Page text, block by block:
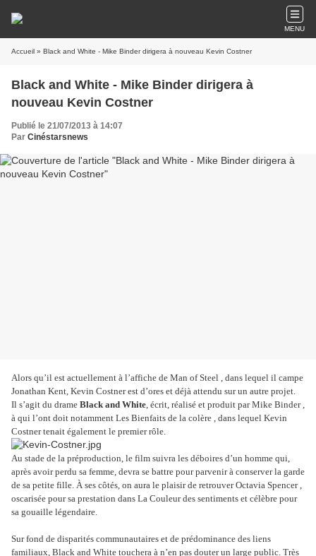
MENU
Accueil » Black and White - Mike Binder dirigera à nouveau Kevin Costner
Black and White - Mike Binder dirigera à
nouveau Kevin Costner
Publié le 21/07/2013 à 14:07
Par Cinéstarsnews
Alors qu’il est actuellement à l’affiche de Man of Steel , dans lequel il campe
Jonathan Kent, Kevin Costner est d’ores et déjà attendu sur un autre projet.
Il s’agit du drame Black and White, écrit, réalisé et produit par Mike Binder ,
à qui l’ont doit notamment Les Bienfaits de la colère , dans lequel Kevin
Costner tenait également le premier rôle.
Au stade de la préproduction, le film suivra les déboires d’un homme qui,
après avoir perdu sa femme, devra se battre pour parvenir à conserver la garde
de sa petite fille. À ses côtés, on aura le plaisir de retrouver Octavia Spencer ,
oscarisée pour sa prestation dans La Couleur des sentiments et célèbre pour
sa gouaille légendaire.
Sur fond de disparités communautaires et de prédominance des liens
familiaux, Black and White touchera à n’en pas douter un large public. Très